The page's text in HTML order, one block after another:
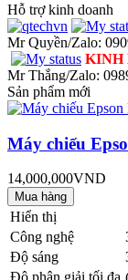
Hỗ trợ kinh doanh
Mr Quyền/Zalo:
KINH
Mr Thắng/Zalo:
Sản phẩm mới
Máy chiếu
14,000,000VND
Hiển thị
Công nghệ
Độ sáng